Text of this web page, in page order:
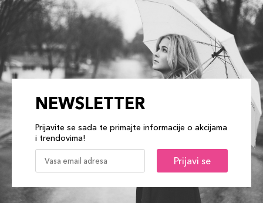
NEWSLETTER
Prijavite se sada te primajte informacije o akcijama
i trendovima!
Prijavi se